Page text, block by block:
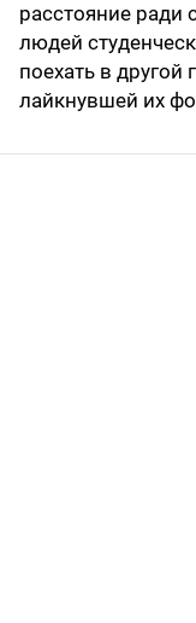
расстояние ради
людей
поехать в
лайкнувшей их